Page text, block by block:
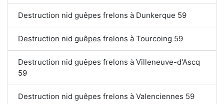
Destruction nid guêpes frelons à Dunkerque 59
Destruction nid guêpes frelons à Tourcoing 59
Destruction nid guêpes frelons à Villeneuve-d'Ascq
59
Destruction nid guêpes frelons à Valenciennes 59